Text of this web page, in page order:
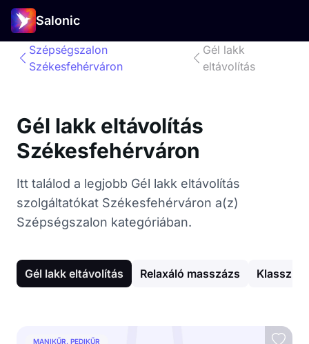
Salonic
Szépségszalon
Székesfehérváron
Gél lakk
eltávolítás
Gél lakk eltávolítás
Székesfehérváron
Itt találod a legjobb Gél lakk eltávolítás
szolgáltatókat Székesfehérváron a(z)
Szépségszalon kategóriában.
Gél lakk eltávolítás Relaxáló masszázs
MANIKŰR, PEDIKŰR